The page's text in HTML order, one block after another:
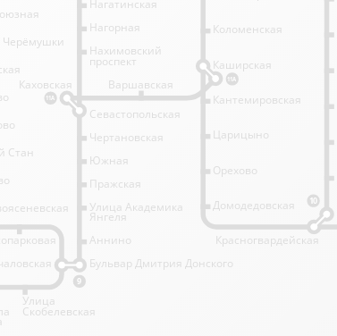
10
11А
11А
9
Стан
Нагатинская
Нагорная
Нахимовский
проспект
Севастопольская
Чертановская
Южная
Пражская
Улица Академика
Янгеля
Коломенская
Каширская
Кантемировская
Царицыно
Орехово
Домодедовская
Красногвардейская
Аннино
Бульвар Дмитрия Донского
Варшавская
Улица
Скобелевская
Каховская